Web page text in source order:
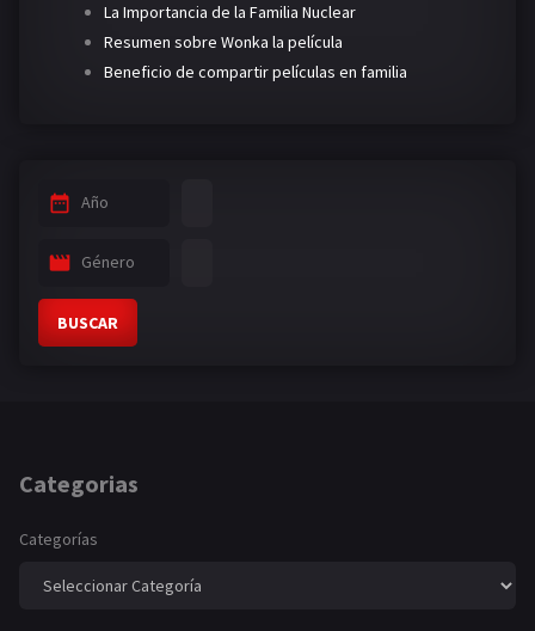
La Importancia de la Familia Nuclear
Resumen sobre Wonka la película
Beneficio de compartir películas en familia
Año
Género
BUSCAR
Categorias
Categorías